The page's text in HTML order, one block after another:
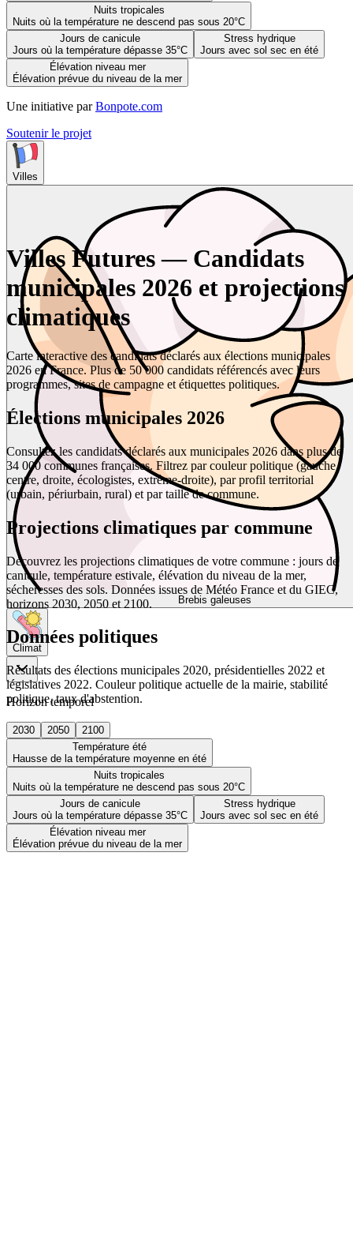
Nuits tropicales
Nuits où la température ne descend pas sous 20°C
Jours de canicule
Jours où la température dépasse 35°C
Stress hydrique
Jours avec sol sec en été
Élévation niveau mer
Élévation prévue du niveau de la mer
Une initiative par Bonpote.com
Soutenir le projet
Villes
Brebis galeuses
Climat
Horizon temporel
2030 2050
2100
Température été
Hausse de la température moyenne en été
Nuits tropicales
Nuits où la température ne descend pas sous 20°C
Jours de canicule
Jours où la température dépasse 35°C
Stress hydrique
Jours avec sol sec en été
Élévation niveau mer
Élévation prévue du niveau de la mer
Villes Futures — Candidats
municipales 2026 et projections
climatiques
Carte interactive des candidats déclarés aux élections municipales
2026 en France. Plus de 50 000 candidats référencés avec leurs
programmes, sites de campagne et étiquettes politiques.
Élections municipales 2026
Consultez les candidats déclarés aux municipales 2026 dans plus de
34 000 communes françaises. Filtrez par couleur politique (gauche,
centre, droite, écologistes, extrême-droite), par profil territorial
(urbain, périurbain, rural) et par taille de commune.
Projections climatiques par commune
Découvrez les projections climatiques de votre commune : jours de
canicule, température estivale, élévation du niveau de la mer,
sécheresses des sols. Données issues de Météo France et du GIEC,
horizons 2030, 2050 et 2100.
Données politiques
Résultats des élections municipales 2020, présidentielles 2022 et
législatives 2022. Couleur politique actuelle de la mairie, stabilité
politique, taux d'abstention.